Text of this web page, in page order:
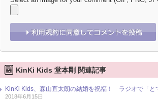
KinKi Kids 堂本剛 関連記事
KinKi Kids、森山直太朗の結婚を祝福！ ラジオで「と
2018年6月15日